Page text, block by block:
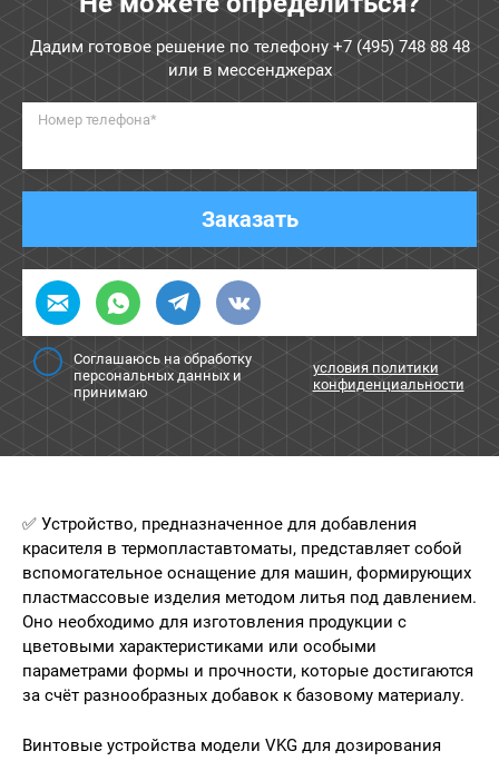
Дадим готовое решение по телефону +7 (495) 748 88 48
или в мессенджерах
Номер телефона*
Заказать
Соглашаюсь на обработку
персональных данных и
принимаю
условия политики
конфиденциальности
✅ Устройство, предназначенное для добавления
красителя в термопластавтоматы, представляет собой
вспомогательное оснащение для машин, формирующих
пластмассовые изделия методом литья под давлением.
Оно необходимо для изготовления продукции с
цветовыми характеристиками или особыми
параметрами формы и прочности, которые достигаются
за счёт разнообразных добавок к базовому материалу.
Винтовые устройства модели VKG для дозирования